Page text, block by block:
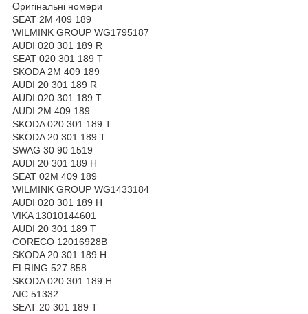
Оригінальні номери
SEAT 2M 409 189
WILMINK GROUP WG1795187
AUDI 020 301 189 R
SEAT 020 301 189 T
SKODA 2M 409 189
AUDI 20 301 189 R
AUDI 020 301 189 T
AUDI 2M 409 189
SKODA 020 301 189 T
SKODA 20 301 189 T
SWAG 30 90 1519
AUDI 20 301 189 H
SEAT 02M 409 189
WILMINK GROUP WG1433184
AUDI 020 301 189 H
VIKA 13010144601
AUDI 20 301 189 T
CORECO 12016928B
SKODA 20 301 189 H
ELRING 527.858
SKODA 020 301 189 H
AIC 51332
SEAT 20 301 189 T